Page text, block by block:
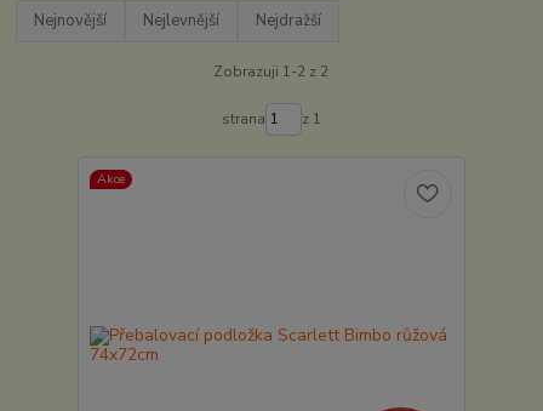
Nejnovější Nejlevnější Nejdražší
Zobrazuji 1-2 z 2
strana z 1
Akce